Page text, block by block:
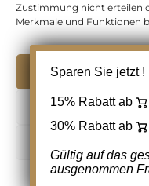
Zustimmung nicht erteilen
Merkmale und Funktionen
Zensurbelege
Copyright 2012 -
Reserved |
Sparen Sie jetzt !
15% Rabatt ab
30% Rabatt ab
Gültig auf das
ausgenommen